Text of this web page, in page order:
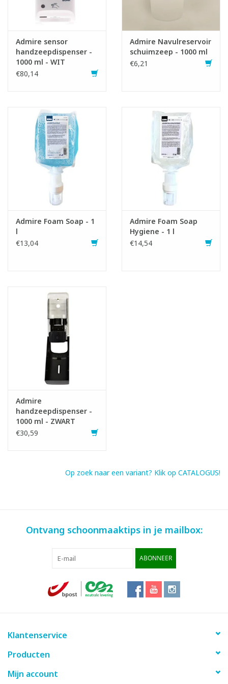
Gebruiksaanwijzing:
Admire sensor
handzeepdispenser -
1000 ml - WIT
€80,14
Admire Navulreservoir
schuimzeep - 1000 ml
€6,21
Admire Foam Soap - 1
l
€13,04
Admire Foam Soap
Hygiene - 1 l
€14,54
Admire
handzeepdispenser -
1000 ml - ZWART
€30,59
Op zoek naar een variant? Klik op CATALOGUS!
Ontvang schoonmaaktips in je mailbox:
ABONNEER
Klantenservice
Producten
Mijn account